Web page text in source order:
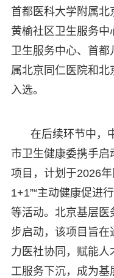
首都医科大学附属
黄榆社区卫生服务
卫生服务中心、首
属北京同仁医院和
入选。
在后续环节中，
市卫生健康委携手启
项目，计划于2026
1+1”“主动健康促进
等活动。北京基层医
步启动，该项目旨
力医社协同，赋能
工服务下沉，成为基